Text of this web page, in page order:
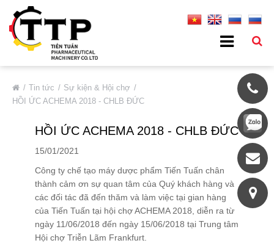
Tin tức
Sự kiện & Hội chợ
HỒI ỨC ACHEMA 2018 - CHLB ĐỨC
HỒI ỨC ACHEMA 2018 - CHLB ĐỨC
15/01/2021
Công ty chế tạo máy dược phẩm Tiến Tuấn chân
thành cảm ơn sự quan tâm của Quý khách hàng và
các đối tác đã đến thăm và làm việc tại gian hàng
của Tiến Tuấn tại hội chợ ACHEMA 2018, diễn ra từ
ngày 11/06/2018 đến ngày 15/06/2018 tại Trung tâm
Hội chợ Triễn Lãm Frankfurt.
VỀ CHÚNG TÔI
Thông Tin Cơ Bản
Đối Tác Tiêu Biểu
Thị Trường
Quá Trình Phát Triển
Hệ Thống Chất Lượng
Chính Sách Bảo Mật